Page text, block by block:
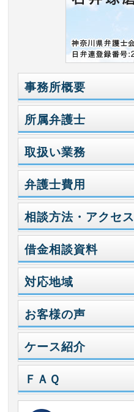
事務所概要
所属弁護士
取扱い業務
弁護士費用
相談方法・アクセス
借金相談資料
対応地域
お客様の声
ケース紹介
ＦＡＱ